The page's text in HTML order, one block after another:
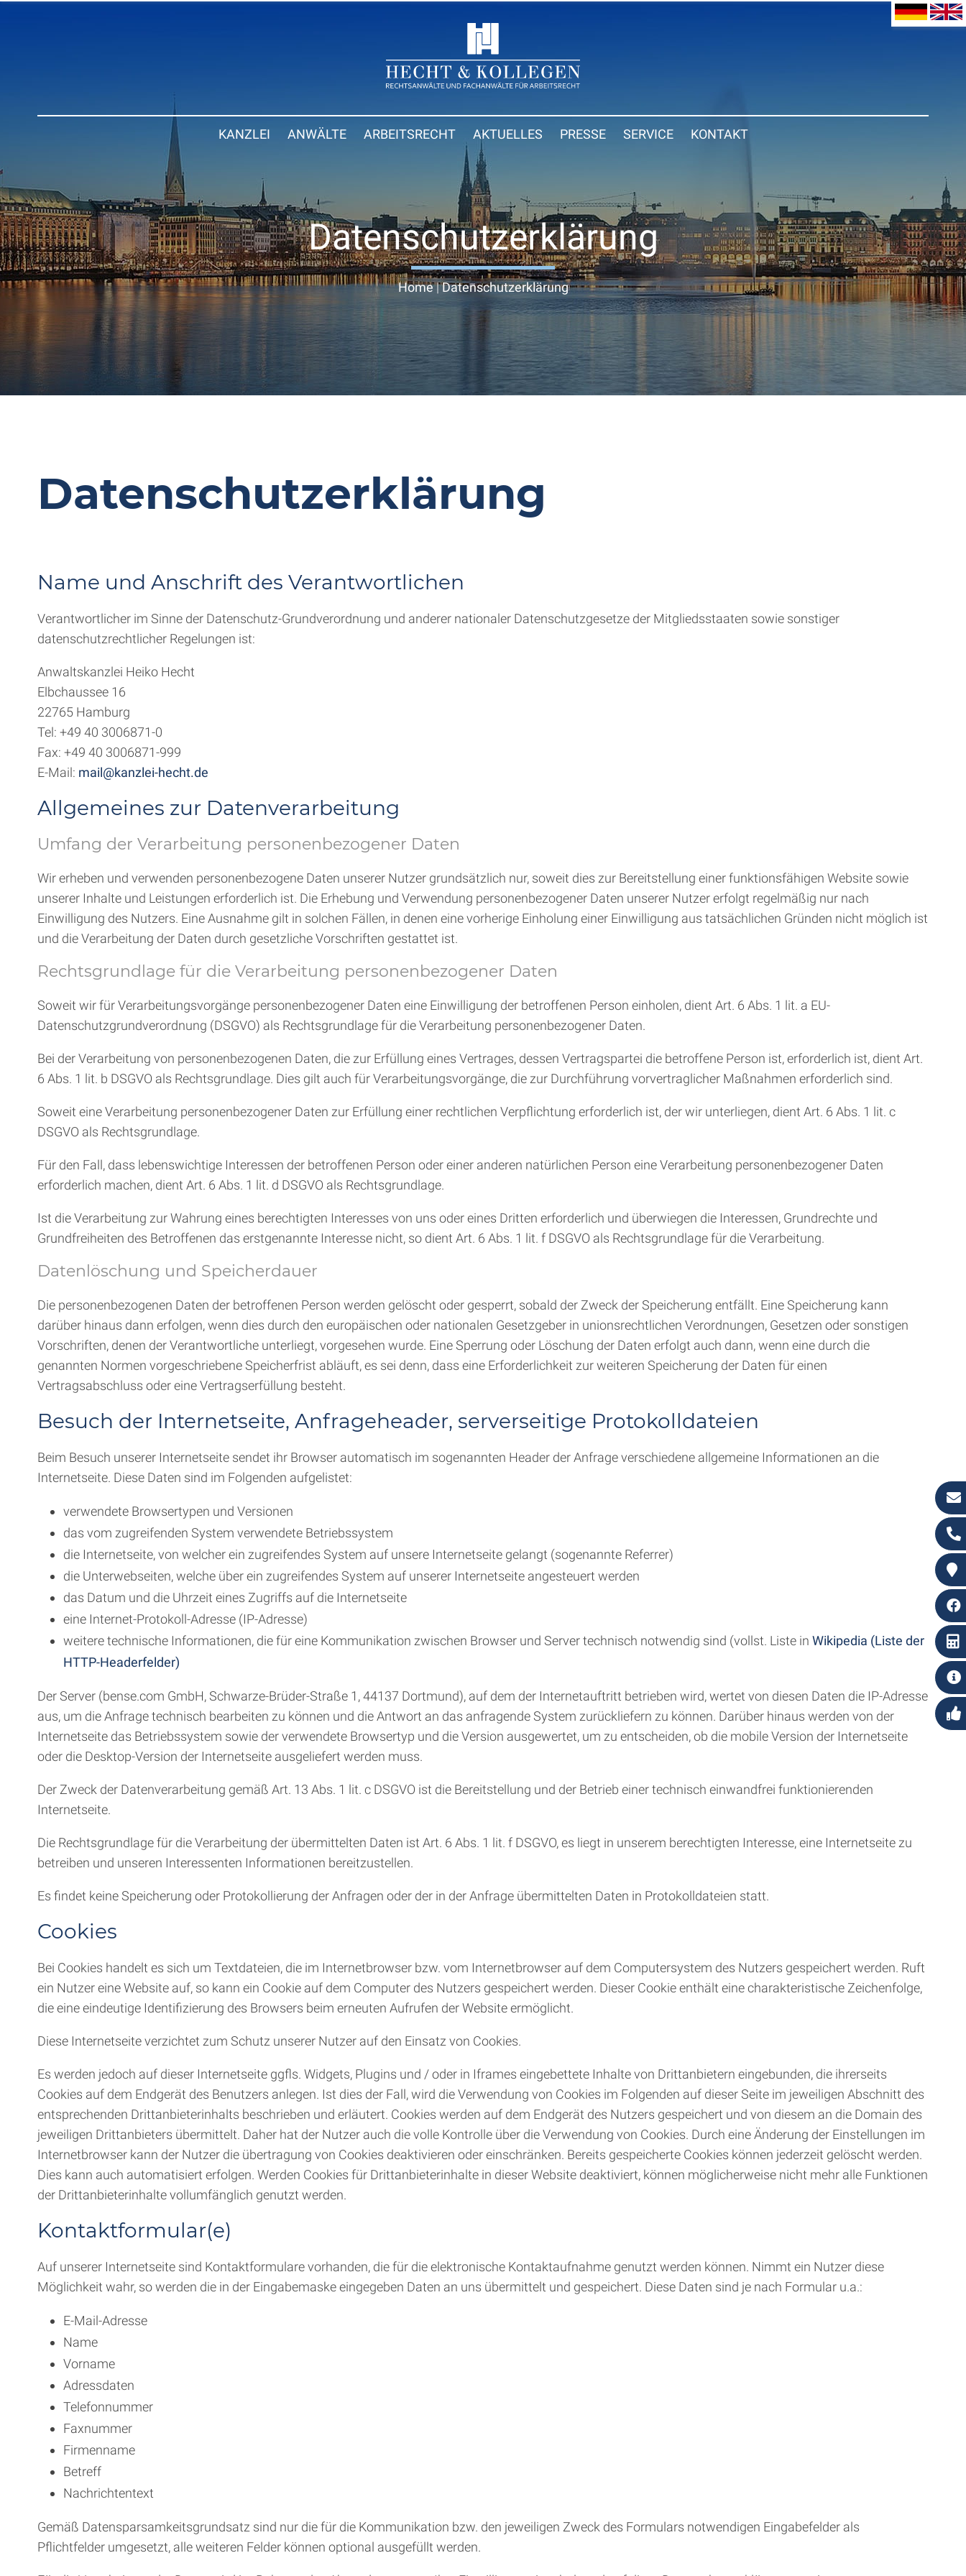
KANZLEI ANWÄLTE ARBEITSRECHT AKTUELLES PRESSE SERVICE KONTAKT
Datenschutzerklärung
Home|Datenschutzerklärung
Datenschutzerklärung
Name und Anschrift des Verantwortlichen
Verantwortlicher im Sinne der Datenschutz-Grundverordnung und anderer nationaler Datenschutzgesetze der Mitgliedsstaaten sowie sonstiger
datenschutzrechtlicher Regelungen ist:
Anwaltskanzlei Heiko Hecht
Elbchaussee 16
22765 Hamburg
Tel: +49 40 3006871-0
Fax: +49 40 3006871-999
E-Mail: mail@kanzlei-hecht.de
Allgemeines zur Datenverarbeitung
Umfang der Verarbeitung personenbezogener Daten
Wir erheben und verwenden personenbezogene Daten unserer Nutzer grundsätzlich nur, soweit dies zur Bereitstellung einer funktionsfähigen Website sowie
unserer Inhalte und Leistungen erforderlich ist. Die Erhebung und Verwendung personenbezogener Daten unserer Nutzer erfolgt regelmäßig nur nach
Einwilligung des Nutzers. Eine Ausnahme gilt in solchen Fällen, in denen eine vorherige Einholung einer Einwilligung aus tatsächlichen Gründen nicht möglich ist
und die Verarbeitung der Daten durch gesetzliche Vorschriften gestattet ist.
Rechtsgrundlage für die Verarbeitung personenbezogener Daten
Soweit wir für Verarbeitungsvorgänge personenbezogener Daten eine Einwilligung der betroffenen Person einholen, dient Art. 6 Abs. 1 lit. a EU-
Datenschutzgrundverordnung (DSGVO) als Rechtsgrundlage für die Verarbeitung personenbezogener Daten.
Bei der Verarbeitung von personenbezogenen Daten, die zur Erfüllung eines Vertrages, dessen Vertragspartei die betroffene Person ist, erforderlich ist, dient Art.
6 Abs. 1 lit. b DSGVO als Rechtsgrundlage. Dies gilt auch für Verarbeitungsvorgänge, die zur Durchführung vorvertraglicher Maßnahmen erforderlich sind.
Soweit eine Verarbeitung personenbezogener Daten zur Erfüllung einer rechtlichen Verpflichtung erforderlich ist, der wir unterliegen, dient Art. 6 Abs. 1 lit. c
DSGVO als Rechtsgrundlage.
Für den Fall, dass lebenswichtige Interessen der betroffenen Person oder einer anderen natürlichen Person eine Verarbeitung personenbezogener Daten
erforderlich machen, dient Art. 6 Abs. 1 lit. d DSGVO als Rechtsgrundlage.
Ist die Verarbeitung zur Wahrung eines berechtigten Interesses von uns oder eines Dritten erforderlich und überwiegen die Interessen, Grundrechte und
Grundfreiheiten des Betroffenen das erstgenannte Interesse nicht, so dient Art. 6 Abs. 1 lit. f DSGVO als Rechtsgrundlage für die Verarbeitung.
Datenlöschung und Speicherdauer
Die personenbezogenen Daten der betroffenen Person werden gelöscht oder gesperrt, sobald der Zweck der Speicherung entfällt. Eine Speicherung kann
darüber hinaus dann erfolgen, wenn dies durch den europäischen oder nationalen Gesetzgeber in unionsrechtlichen Verordnungen, Gesetzen oder sonstigen
Vorschriften, denen der Verantwortliche unterliegt, vorgesehen wurde. Eine Sperrung oder Löschung der Daten erfolgt auch dann, wenn eine durch die
genannten Normen vorgeschriebene Speicherfrist abläuft, es sei denn, dass eine Erforderlichkeit zur weiteren Speicherung der Daten für einen
Vertragsabschluss oder eine Vertragserfüllung besteht.
Besuch der Internetseite, Anfrageheader, serverseitige Protokolldateien
Beim Besuch unserer Internetseite sendet ihr Browser automatisch im sogenannten Header der Anfrage verschiedene allgemeine Informationen an die
Internetseite. Diese Daten sind im Folgenden aufgelistet:
verwendete Browsertypen und Versionen
das vom zugreifenden System verwendete Betriebssystem
die Internetseite, von welcher ein zugreifendes System auf unsere Internetseite gelangt (sogenannte Referrer)
die Unterwebseiten, welche über ein zugreifendes System auf unserer Internetseite angesteuert werden
das Datum und die Uhrzeit eines Zugriffs auf die Internetseite
eine Internet-Protokoll-Adresse (IP-Adresse)
weitere technische Informationen, die für eine Kommunikation zwischen Browser und Server technisch notwendig sind (vollst. Liste in Wikipedia (Liste der
HTTP-Headerfelder)
Der Server (bense.com GmbH, Schwarze-Brüder-Straße 1, 44137 Dortmund), auf dem der Internetauftritt betrieben wird, wertet von diesen Daten die IP-Adresse
aus, um die Anfrage technisch bearbeiten zu können und die Antwort an das anfragende System zurückliefern zu können. Darüber hinaus werden von der
Internetseite das Betriebssystem sowie der verwendete Browsertyp und die Version ausgewertet, um zu entscheiden, ob die mobile Version der Internetseite
oder die Desktop-Version der Internetseite ausgeliefert werden muss.
Der Zweck der Datenverarbeitung gemäß Art. 13 Abs. 1 lit. c DSGVO ist die Bereitstellung und der Betrieb einer technisch einwandfrei funktionierenden
Internetseite.
Die Rechtsgrundlage für die Verarbeitung der übermittelten Daten ist Art. 6 Abs. 1 lit. f DSGVO, es liegt in unserem berechtigten Interesse, eine Internetseite zu
betreiben und unseren Interessenten Informationen bereitzustellen.
Es findet keine Speicherung oder Protokollierung der Anfragen oder der in der Anfrage übermittelten Daten in Protokolldateien statt.
Cookies
Bei Cookies handelt es sich um Textdateien, die im Internetbrowser bzw. vom Internetbrowser auf dem Computersystem des Nutzers gespeichert werden. Ruft
ein Nutzer eine Website auf, so kann ein Cookie auf dem Computer des Nutzers gespeichert werden. Dieser Cookie enthält eine charakteristische Zeichenfolge,
die eine eindeutige Identifizierung des Browsers beim erneuten Aufrufen der Website ermöglicht.
Diese Internetseite verzichtet zum Schutz unserer Nutzer auf den Einsatz von Cookies.
Es werden jedoch auf dieser Internetseite ggfls. Widgets, Plugins und / oder in Iframes eingebettete Inhalte von Drittanbietern eingebunden, die ihrerseits
Cookies auf dem Endgerät des Benutzers anlegen. Ist dies der Fall, wird die Verwendung von Cookies im Folgenden auf dieser Seite im jeweiligen Abschnitt des
entsprechenden Drittanbieterinhalts beschrieben und erläutert. Cookies werden auf dem Endgerät des Nutzers gespeichert und von diesem an die Domain des
jeweiligen Drittanbieters übermittelt. Daher hat der Nutzer auch die volle Kontrolle über die Verwendung von Cookies. Durch eine Änderung der Einstellungen im
Internetbrowser kann der Nutzer die übertragung von Cookies deaktivieren oder einschränken. Bereits gespeicherte Cookies können jederzeit gelöscht werden.
Dies kann auch automatisiert erfolgen. Werden Cookies für Drittanbieterinhalte in dieser Website deaktiviert, können möglicherweise nicht mehr alle Funktionen
der Drittanbieterinhalte vollumfänglich genutzt werden.
Kontaktformular(e)
Auf unserer Internetseite sind Kontaktformulare vorhanden, die für die elektronische Kontaktaufnahme genutzt werden können. Nimmt ein Nutzer diese
Möglichkeit wahr, so werden die in der Eingabemaske eingegeben Daten an uns übermittelt und gespeichert. Diese Daten sind je nach Formular u.a.:
E-Mail-Adresse
Name
Vorname
Adressdaten
Telefonnummer
Faxnummer
Firmenname
Betreff
Nachrichtentext
Gemäß Datensparsamkeitsgrundsatz sind nur die für die Kommunikation bzw. den jeweiligen Zweck des Formulars notwendigen Eingabefelder als
Pflichtfelder umgesetzt, alle weiteren Felder können optional ausgefüllt werden.